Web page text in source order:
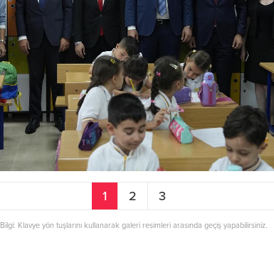
1 2 3
Bilgi: Klavye yön tuşlarını kullanarak galeri resimleri arasında geçiş yapabilirsiniz.